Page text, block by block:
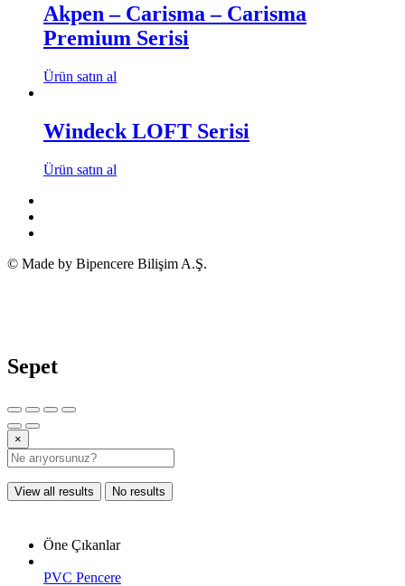
Akpen – Carisma – Carisma
Premium Serisi
Ürün satın al
Windeck LOFT Serisi
Ürün satın al
© Made by Bipencere Bilişim A.Ş.
Sepet
×
View all results No results
Öne Çıkanlar
PVC Pencere